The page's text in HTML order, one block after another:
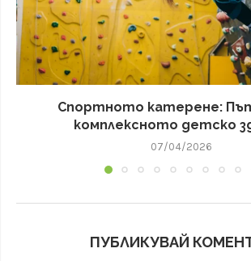
Спортното катерене:
комплексното детско
07/04/2026
ПУБЛИКУВАЙ